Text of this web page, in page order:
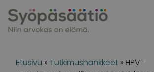
Etusivu » Tutkimushankkeet » HPV-